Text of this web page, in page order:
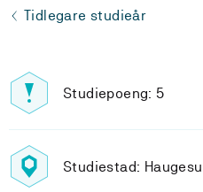
Tidlegare studieår
Studiepoeng: 5
Studiestad: